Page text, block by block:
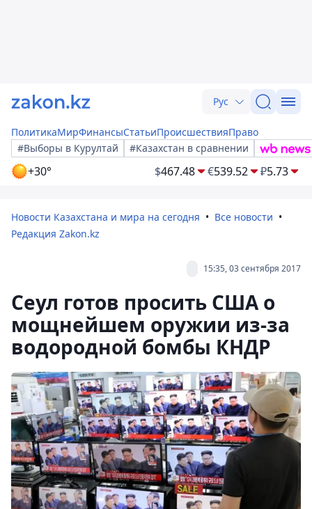
Рус
ПолитикаМирФинансыСтатьиПроисшествияПраво
#Выборы в Курултай
#Казахстан в сравнении
+30° $467.48 €539.52 ₽5.73
Новости Казахстана и мира на сегодня
Все новости
Редакция Zakon.kz
15:35, 03 сентября 2017
Сеул готов просить США о
мощнейшем оружии из-за
водородной бомбы КНДР